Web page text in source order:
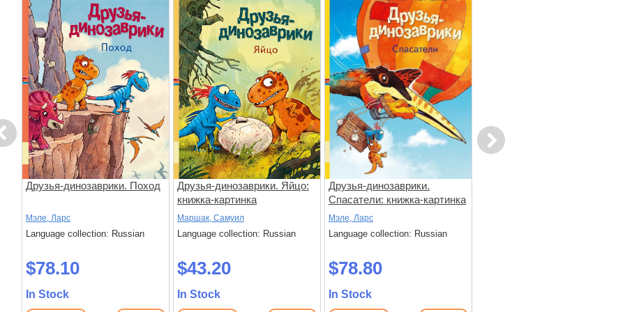
Друзья-динозаврики. Поход
Мэле, Ларс
Language collection: Russian
$78.10
In Stock
Друзья-динозаврики. Яйцо:
книжка-картинка
Маршак, Самуил
Language collection: Russian
$43.20
In Stock
Друзья-динозаврики.
Спасатели: книжка-картинка
Мэле, Ларс
Language collection: Russian
$78.80
In Stock
Next